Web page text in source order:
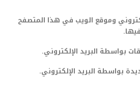
وموقع الويب في هذا المتصفح
بواسطة البريد الإلكتروني.
بواسطة البريد الإلكتروني.